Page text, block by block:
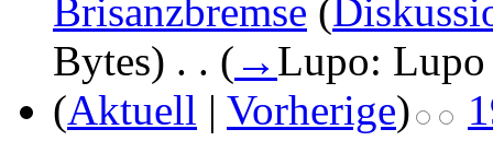
Brisanzbremse (
Bytes) . . ( → Lupo:
(Aktuell | Vorherige)